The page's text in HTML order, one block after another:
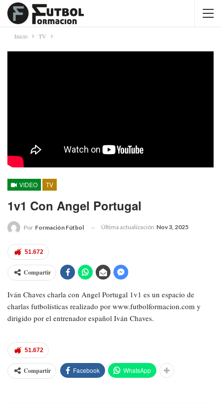
Inicio TV
VIDEO TV
1v1 Con Angel Portugal
Por Formación Fútbol Última actualización Nov 3, 2025
51.672
Compartir
Iván Chaves charla con Angel Portugal 1v1 es un espacio de
charlas futbolísticas realizado por www.futbolformacion.com y
dirigido por el entrenador español Iván Chaves.
51.672
Compartir Facebook WhatsApp